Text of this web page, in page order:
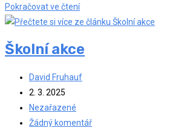
Pokračovat ve čteníJaké
máme
?
Školní akce
Autor
příspěvku
David Fruhauf
Příspěvek
byl
publikován
2. 3. 2025
Rubriky
příspěvku
Nezařazené
Komentáře
Žádný komentář